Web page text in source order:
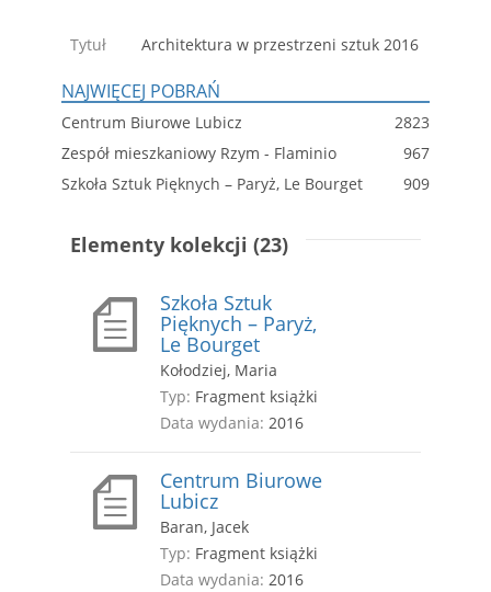
Tytuł Architektura w przestrzeni sztuk 2016
NAJWIĘCEJ POBRAŃ
Centrum Biurowe Lubicz
2823
Zespół mieszkaniowy Rzym - Flaminio
967
Szkoła Sztuk Pięknych – Paryż, Le Bourget
909
Elementy kolekcji (23)
Szkoła Sztuk
Pięknych – Paryż,
Le Bourget
Kołodziej, Maria
Typ: Fragment książki
Data wydania: 2016
Centrum Biurowe
Lubicz
Baran, Jacek
Typ: Fragment książki
Data wydania: 2016